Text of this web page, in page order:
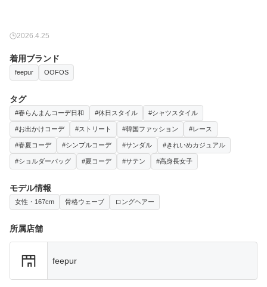
2026.4.25
着用ブランド
feepur OOFOS
タグ
#春らんまんコーデ日和 #休日スタイル #シャツスタイル
#お出かけコーデ #ストリート #韓国ファッション #レース
#春夏コーデ #シンプルコーデ #サンダル #きれいめカジュアル
#ショルダーバッグ #夏コーデ #サテン #高身長女子
モデル情報
女性・167cm 骨格ウェーブ ロングヘアー
所属店舗
feepur